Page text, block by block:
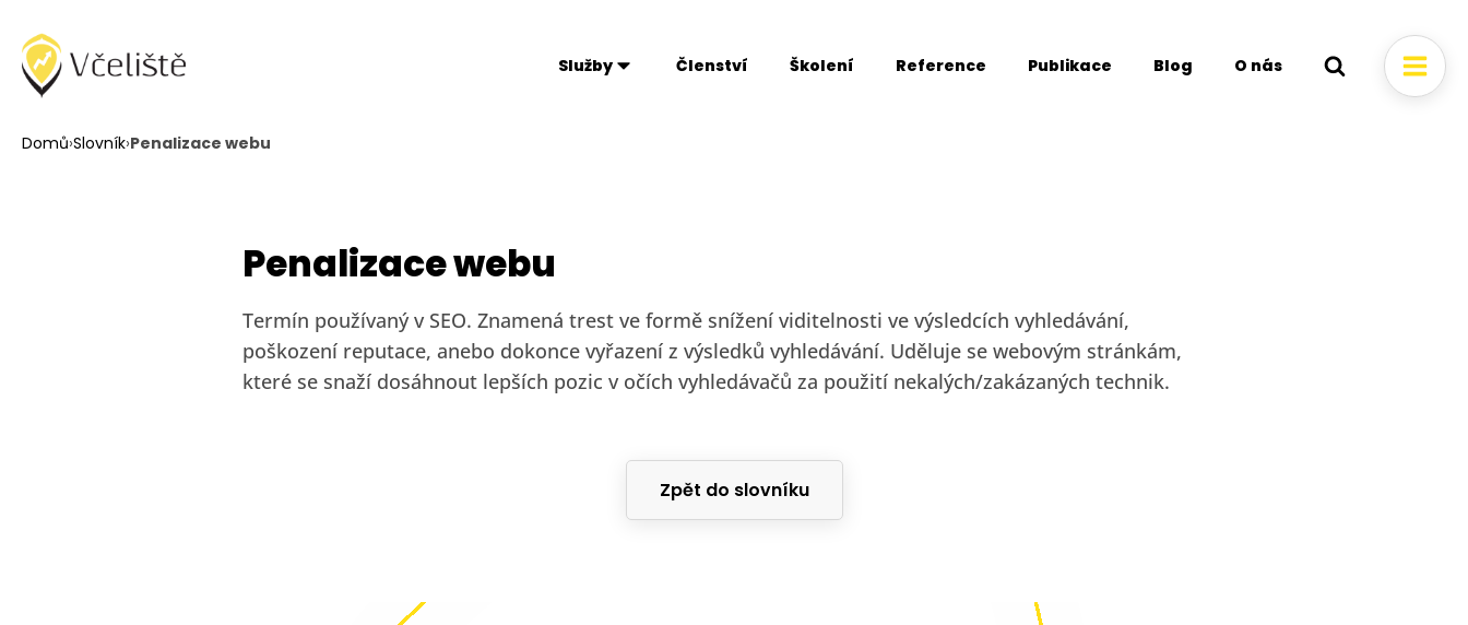
Služby Členství Školení Reference Publikace Blog O nás
Domů›Slovník›Penalizace webu
Penalizace webu
Termín používaný v SEO. Znamená trest ve formě snížení viditelnosti ve výsledcích vyhledávání,
poškození reputace, anebo dokonce vyřazení z výsledků vyhledávání. Uděluje se webovým stránkám,
které se snaží dosáhnout lepších pozic v očích vyhledávačů za použití nekalých/zakázaných technik.
Zpět do slovníku